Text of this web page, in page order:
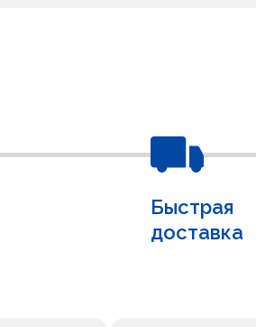
Быстрая
доставка